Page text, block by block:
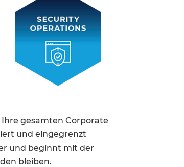
gesamten Corporate
und eingegrenzt
und beginnt mit der
bleiben.